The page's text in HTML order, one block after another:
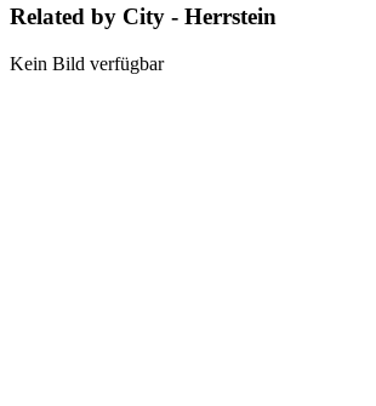
Related by City - Herrstein
Kein Bild verfügbar